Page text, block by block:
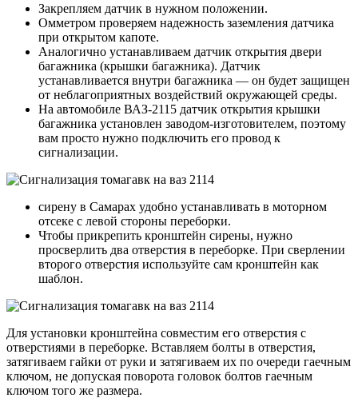
Закрепляем датчик в нужном положении.
Омметром проверяем надежность заземления датчика
при открытом капоте.
Аналогично устанавливаем датчик открытия двери
багажника (крышки багажника). Датчик
устанавливается внутри багажника — он будет защищен
от неблагоприятных воздействий окружающей среды.
На автомобиле ВАЗ-2115 датчик открытия крышки
багажника установлен заводом-изготовителем, поэтому
вам просто нужно подключить его провод к
сигнализации.
сирену в Самарах удобно устанавливать в моторном
отсеке с левой стороны переборки.
Чтобы прикрепить кронштейн сирены, нужно
просверлить два отверстия в переборке. При сверлении
второго отверстия используйте сам кронштейн как
шаблон.
Для установки кронштейна совместим его отверстия с
отверстиями в переборке. Вставляем болты в отверстия,
затягиваем гайки от руки и затягиваем их по очереди гаечным
ключом, не допуская поворота головок болтов гаечным
ключом того же размера.